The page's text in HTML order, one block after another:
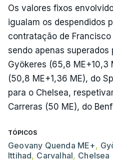
Os valores fixos
igualam os despendidos
contratação de
sendo apenas superados
Gyökeres (65,8 ME+10,3
(50,8 ME+1,36 ME), do
para o Chelsea,
Carreras (50 ME), do
TÓPICOS
Geovany Quenda ME+,
Ittihad, Carvalhal, Chelsea